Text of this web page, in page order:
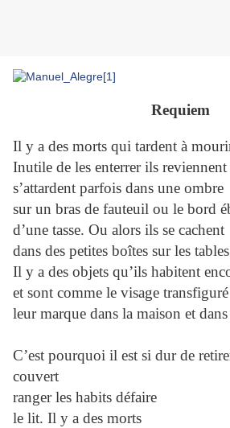
Requiem
Il y a des morts qui tardent à
Inutile de les enterrer ils reviennent
s’attardent parfois dans une ombre
sur un bras de fauteuil ou le bord
d’une tasse. Ou alors ils se cachent
dans des petites boîtes sur les
Il y a des objets qu’ils habitent
et sont comme le visage transfiguré
leur marque dans la maison et dans
C’est pourquoi il est si dur de
couvert
ranger les habits défaire
le lit. Il y a des morts